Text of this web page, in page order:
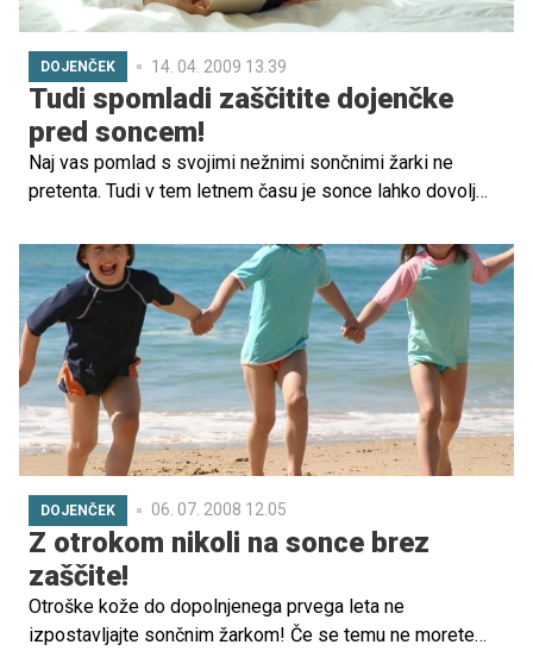
DOJENČEK 14. 04. 2009 13.39
Tudi spomladi zaščitite dojenčke
pred soncem!
Naj vas pomlad s svojimi nežnimi sončnimi žarki ne
pretenta. Tudi v tem letnem času je sonce lahko dovolj
vašega dojenčka. Zato poskrbite za zaščito!
DOJENČEK 06. 07. 2008 12.05
Z otrokom nikoli na sonce brez
zaščite!
Otroške kože do dopolnjenega prvega leta ne
izpostavljajte sončnim žarkom! Če se temu ne morete